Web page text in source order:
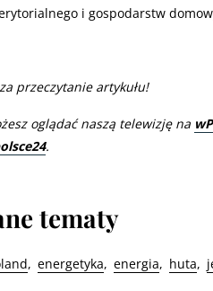
i gospodarstw
przeczytanie artykułu!
oglądać naszą telewizję na
.
tematy
energetyka energia huta